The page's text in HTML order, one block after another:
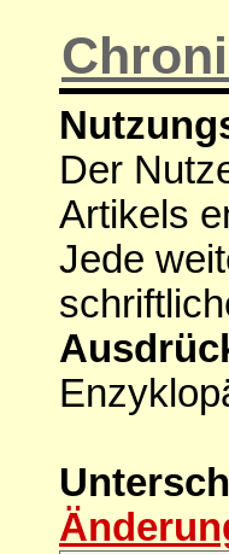
Der
Artikels
Jede